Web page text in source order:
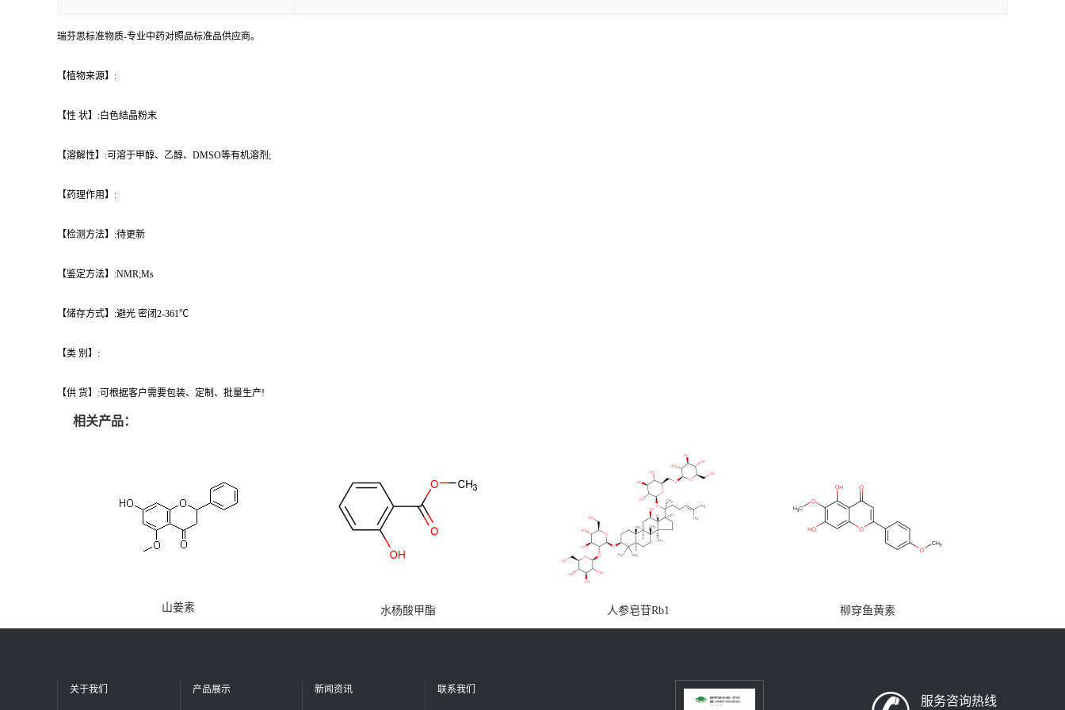
瑞芬思标准物质-专业中药对照品标准品供应商。
【植物来源】:
【性 状】:白色结晶粉末
【溶解性】:可溶于甲醇、乙醇、DMSO等有机溶剂;
【药理作用】:
【检测方法】:待更新
【鉴定方法】:NMR;Ms
【储存方式】:避光 密闭2-361℃
【类 别】:
【供 货】:可根据客户需要包装、定制、批量生产!
相关产品：
山姜素 水杨酸甲酯 人参皂苷Rb1 柳穿鱼黄素
关于我们 产品展示 新闻资讯 联系我们
服务咨询热线